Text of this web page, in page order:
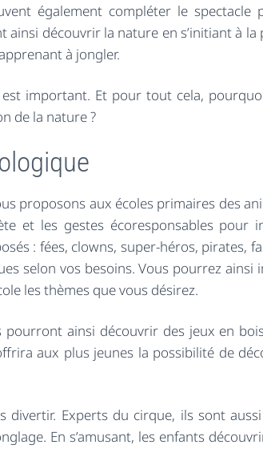
également compléter le spectacle
ainsi découvrir la nature en s’initiant à la
à jongler.
important. Et pour tout cela,
de la nature ?
proposons aux écoles primaires des
et les gestes écoresponsables pour
: fées, clowns, super-héros, pirates,
selon vos besoins. Vous pourrez ainsi
les thèmes que vous désirez.
ainsi découvrir des jeux en
aux plus jeunes la possibilité de
Experts du cirque, ils sont
En s’amusant, les enfants